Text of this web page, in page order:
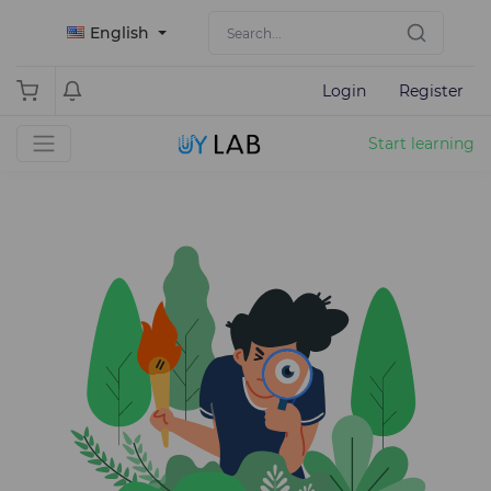
English
Login Register
Start learning